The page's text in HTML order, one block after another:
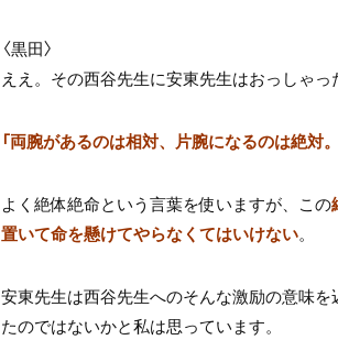
〈黒田〉
ええ。その西谷先生に安東先生はおっしゃっ
「両腕があるのは相対、片腕になるのは絶対
よく絶体絶命という言葉を使いますが、この
置いて命を懸けてやらなくてはいけない。
安東先生は西谷先生へのそんな激励の意味を
たのではないかと私は思っています。